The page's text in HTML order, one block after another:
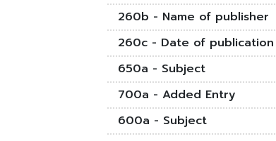
260b - Name of publisher
260c - Date of publication
650a - Subject
700a - Added Entry
600a - Subject